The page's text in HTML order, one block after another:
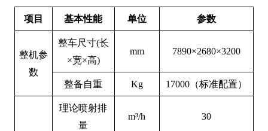
项目 基本性能 单位 参数
整机参
数
整车尺寸(长
×宽×高)
mm 7890×2680×3200
整备自重 Kg 1 7000（标准配置）
理论喷射排
量
m³/h 30